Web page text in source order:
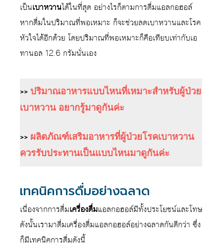
เป็นเบาหวานได้ในที่สุด อย่างไรก็ตามการดื่มแอลกอฮอล์
หากดื่มในปริมาณที่พอเหมาะ ก็จะช่วยลดเบาหวานและโรค
หัวใจได้อีกด้วย โดยปริมาณที่พอเหมาะก็คือเทียบเท่ากับเอ
ทานอล 12.6 กรัมนั่นเอง
>> ปริมาณอาหารแบบไหนที่เหมาะสำหรับผู้ป่วย
เบาหวาน อยากรู้มาดูกันค่ะ
>> ผลิตภัณฑ์เสริมอาหารที่ผู้ป่วยโรคเบาหวาน
ควรรับประทานเป็นแบบไหนมาดูกันค่ะ
เทคนิคการดื่มอย่างฉลาด
เนื่องจากการดื่มเครื่องดื่มแอลกอฮอล์มีทั้งประโยชน์และโทษ
ดังนั้นเรามาดื่มเครื่องดื่มแอลกอฮอล์อย่างฉลาดกันดีกว่า ซึ่ง
ก็มีเทคนิคการดื่มดังนี้